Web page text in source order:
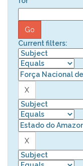
Current filters: